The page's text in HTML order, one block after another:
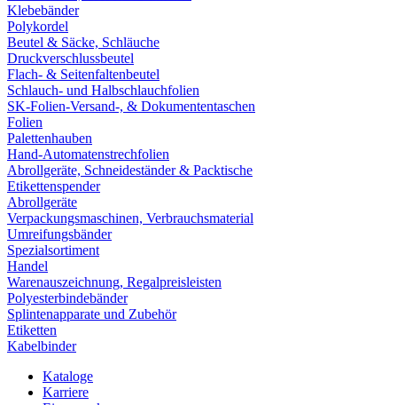
Klebebänder
Polykordel
Beutel & Säcke, Schläuche
Druckverschlussbeutel
Flach- & Seitenfaltenbeutel
Schlauch- und Halbschlauchfolien
SK-Folien-Versand-, & Dokumententaschen
Folien
Palettenhauben
Hand-Automatenstrechfolien
Abrollgeräte, Schneideständer & Packtische
Etikettenspender
Abrollgeräte
Verpackungsmaschinen, Verbrauchsmaterial
Umreifungsbänder
Spezialsortiment
Handel
Warenauszeichnung, Regalpreisleisten
Polyesterbindebänder
Splintenapparate und Zubehör
Etiketten
Kabelbinder
Kataloge
Karriere